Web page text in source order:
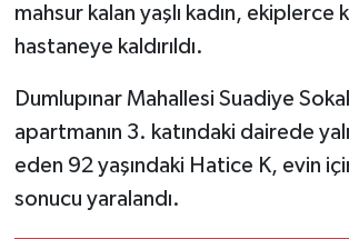
mahsur kalan yaşlı kadın, ekiplerce
hastaneye kaldırıldı.
Dumlupınar Mahallesi Suadiye
apartmanın 3. katındaki dairede
eden 92 yaşındaki Hatice K, evin
sonucu yaralandı.
İlçeler
Köşe Yazıları
Kültür Sanat